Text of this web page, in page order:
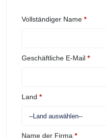
Vollständiger Name *
Geschäftliche E-Mail *
Land *
Name der Firma *